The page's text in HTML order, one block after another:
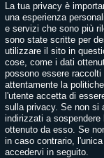
La tua privacy è
una esperienza
e servizi che sono più
sono state scritte per
utilizzare il sito in
cose, come i dati
possono essere
attentamente la
l'utente accetta di
sulla privacy. Se non si
indirizzati a
ottenuto da esso. Se
in caso contrario,
accedervi in seguito.